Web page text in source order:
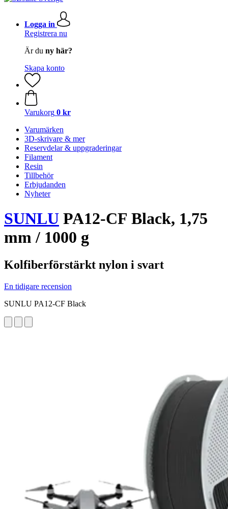
Logga in
Registrera nu
Är du ny här?
Skapa konto
Varukorg 0 kr
Varumärken
3D-skrivare & mer
Reservdelar & uppgraderingar
Filament
Resin
Tillbehör
Erbjudanden
Nyheter
SUNLU PA12-CF Black, 1,75
mm / 1000 g
Kolfiberförstärkt nylon i svart
En tidigare recension
SUNLU PA12-CF Black